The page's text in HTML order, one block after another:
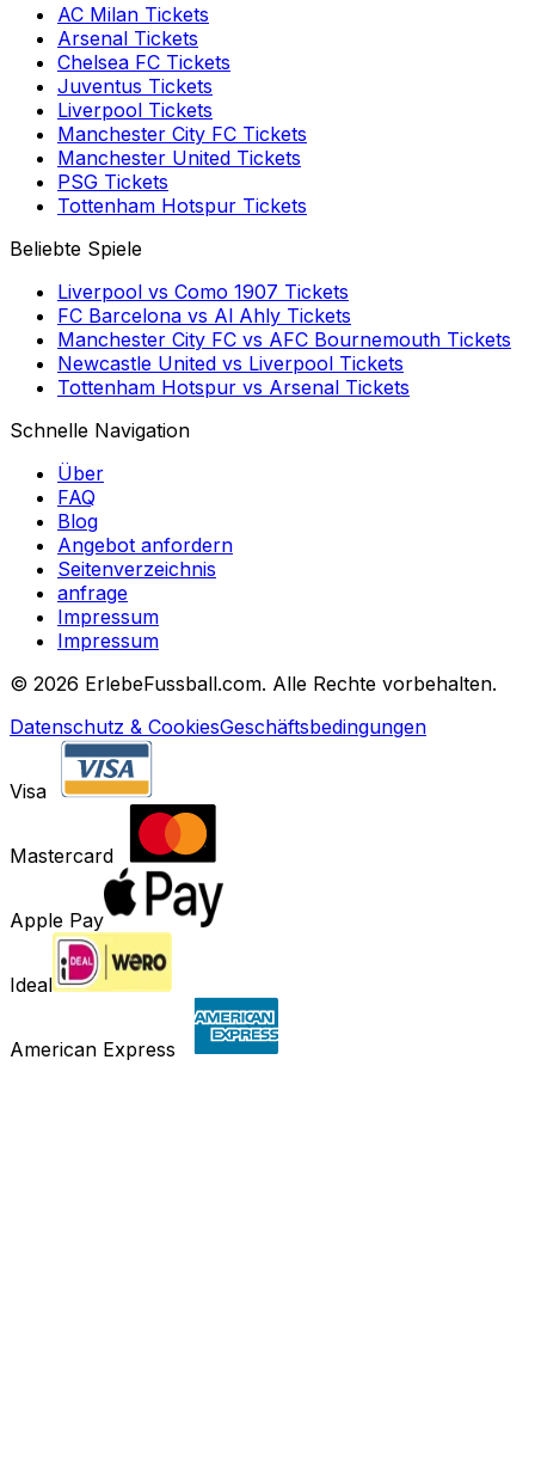
AC Milan Tickets
Arsenal Tickets
Chelsea FC Tickets
Juventus Tickets
Liverpool Tickets
Manchester City FC Tickets
Manchester United Tickets
PSG Tickets
Tottenham Hotspur Tickets
Beliebte Spiele
Liverpool vs Como 1907 Tickets
FC Barcelona vs Al Ahly Tickets
Manchester City FC vs AFC Bournemouth Tickets
Newcastle United vs Liverpool Tickets
Tottenham Hotspur vs Arsenal Tickets
Schnelle Navigation
Über
FAQ
Blog
Angebot anfordern
Seitenverzeichnis
anfrage
Impressum
Impressum
© 2026 ErlebeFussball.com. Alle Rechte vorbehalten.
Datenschutz & CookiesGeschäftsbedingungen
Visa
Mastercard
Apple Pay
Ideal
American Express